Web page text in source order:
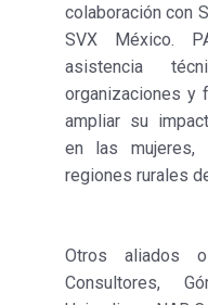
colaboración con
SVX México.
asistencia
organizaciones y
ampliar su
en las mujeres,
regiones rurales
Otros aliados
Consultores,